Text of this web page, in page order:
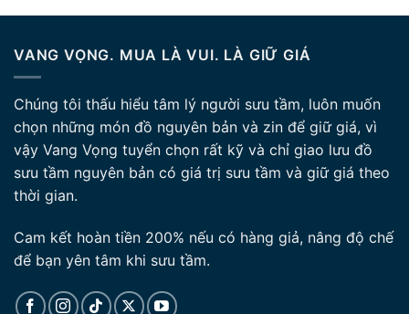
VANG VỌNG. MUA LÀ VUI. LÀ GIỮ GIÁ
Chúng tôi thấu hiểu tâm lý người sưu tầm, luôn muốn
chọn những món đồ nguyên bản và zin để giữ giá, vì
vậy Vang Vọng tuyển chọn rất kỹ và chỉ giao lưu đồ
sưu tầm nguyên bản có giá trị sưu tầm và giữ giá theo
thời gian.
Cam kết hoàn tiền 200% nếu có hàng giả, nâng độ chế
để bạn yên tâm khi sưu tầm.